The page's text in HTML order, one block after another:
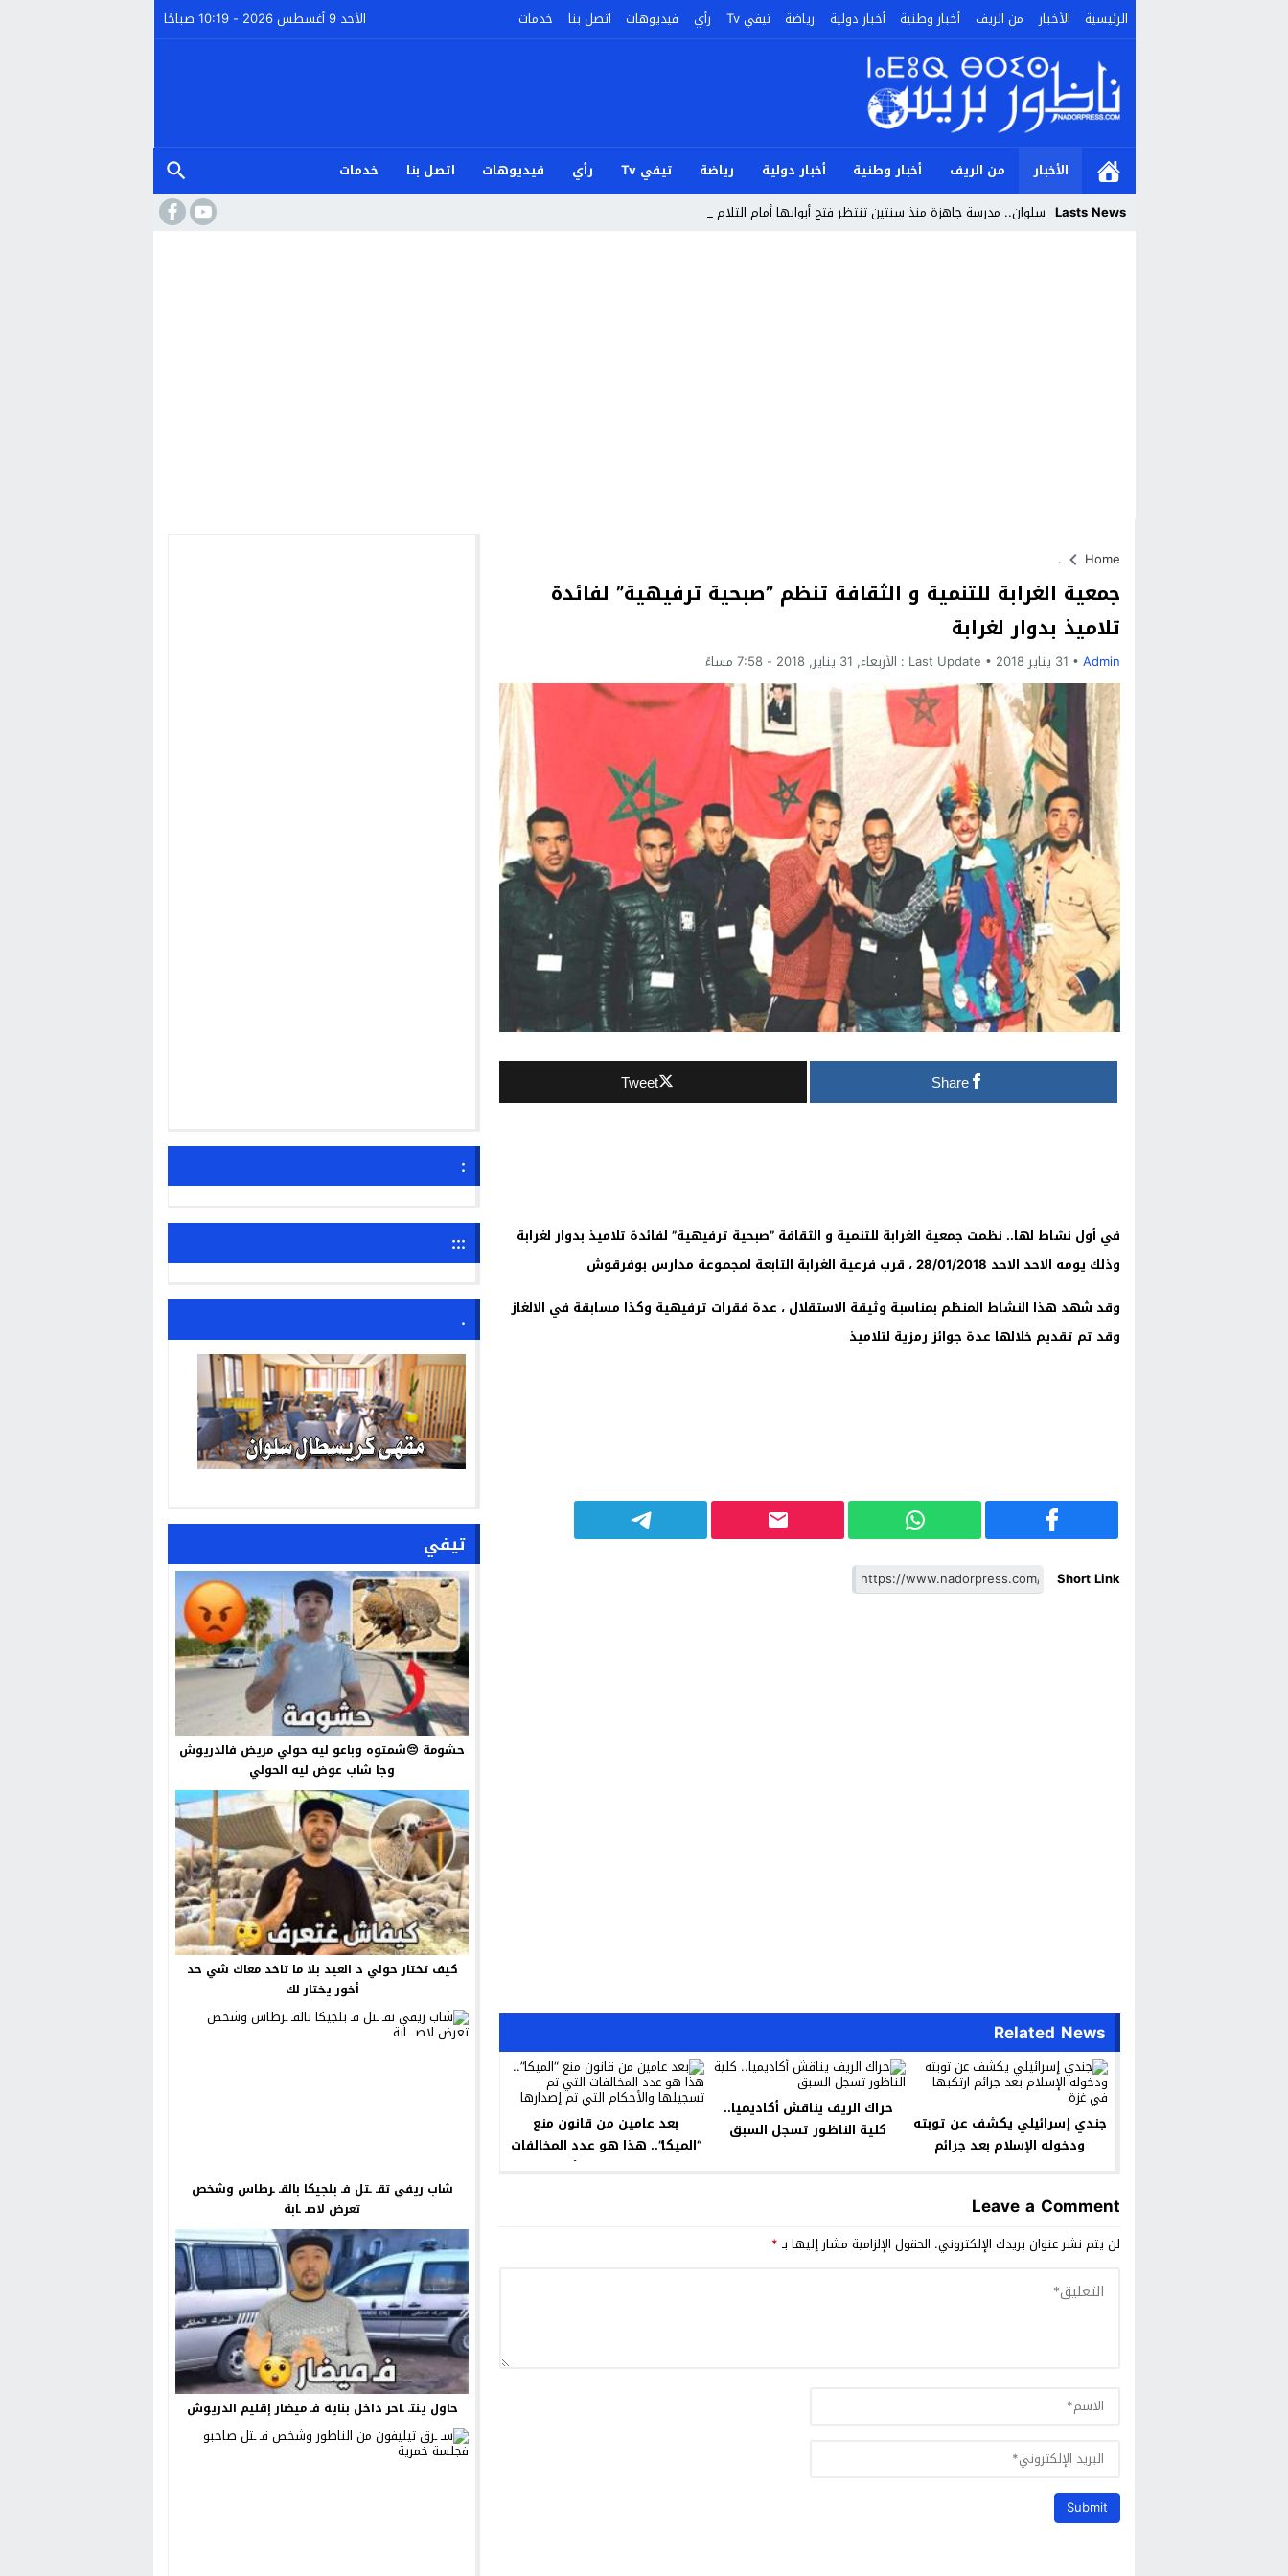
الرئيسية الأخبار من الريف أخبار وطنية أخبار دولية رياضة تيفي Tv رأي فيديوهات اتصل بنا خدمات الأحد 9 أغسطس 2026 - 10:19 صباحًا
الأخبار من الريف أخبار وطنية أخبار دولية رياضة تيفي Tv رأي فيديوهات اتصل بنا
خدمات
Lasts News سلوان.. مدرسة جاهزة منذ سنتين تنتظر فتح أبوابها أمام التلاميذ
Home
.
جمعية الغرابة للتنمية و الثقافة تنظم ”صبحية ترفيهية” لفائدة
تلاميذ بدوار لغرابة
Admin 31 يناير 2018 Last Update : الأربعاء, 31 يناير, 2018 - 7:58 مساءً
Share
Tweet
في أول نشاط لها.. نظمت جمعية الغرابة للتنمية و الثقافة ”صبحية ترفيهية” لفائدة تلاميذ بدوار لغرابة
وذلك يومه الاحد الاحد 28/01/2018 ، قرب فرعية الغرابة التابعة لمجموعة مدارس بوفرقوش
وقد شهد هذا النشاط المنظم بمناسبة وثيقة الاستقلال ، عدة فقرات ترفيهية وكذا مسابقة في الالغاز
وقد تم تقديم خلالها عدة جوائز رمزية لتلاميذ
Short Link
Related News
جندي إسرائيلي يكشف عن توبته
ودخوله الإسلام بعد جرائم
حراك الريف يناقش أكاديميا..
كلية الناظور تسجل السبق
بعد عامين من قانون منع
“الميكا”.. هذا هو عدد المخالفات
التي تم تسجيلها والأحكام التي
Leave a Comment
لن يتم نشر عنوان بريدك الإلكتروني. الحقول الإلزامية مشار إليها بـ*
:
:::
.
تيفي
حشومة 😔شمتوه وباعو ليه حولي مريض فالدريوش
وجا شاب عوض ليه الحولي
كيف تختار حولي د العيد بلا ما تاخد معاك شي حد
أخور يختار لك
شاب ريفي تقـ ـتل فـ بلجيكا بالقـ ـرطاس وشخص
تعرض لاصـ ـابة
حاول ينتـ ـاحر داخل بناية فـ ميضار إقليم الدريوش